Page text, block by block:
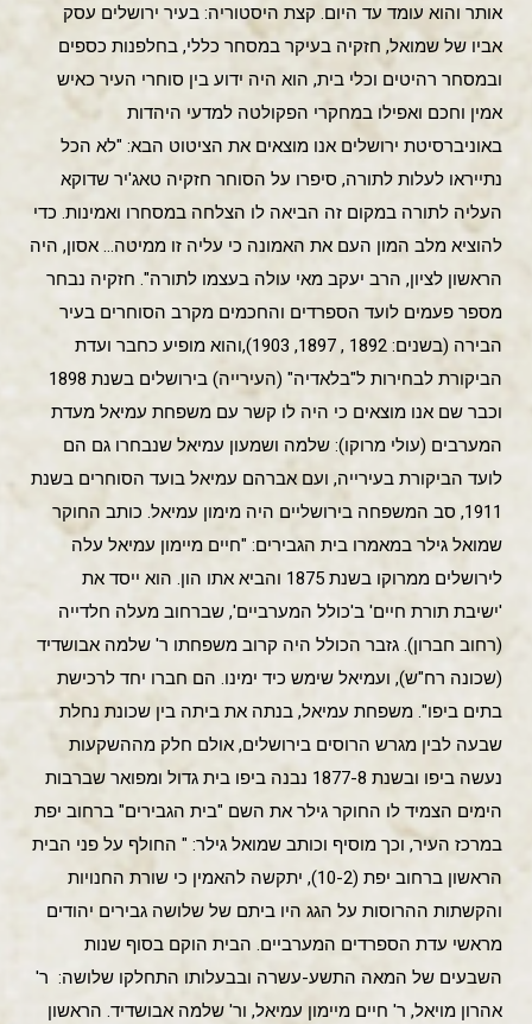
אותר והוא עומד עד היום. קצת היסטוריה: בעיר ירושלים עסק
אביו של שמואל, חזקיה בעיקר במסחר כללי, בחלפנות כספים
ובמסחר רהיטים וכלי בית, הוא היה ידוע בין סוחרי העיר כאיש
אמין וחכם ואפילו במחקרי הפקולטה למדעי היהדות
באוניברסיטת ירושלים אנו מוצאים את הציטוט הבא: "לא הכל
נתייראו לעלות לתורה, סיפרו על הסוחר חזקיה טאג'יר שדוקא
העליה לתורה במקום זה הביאה לו הצלחה במסחרו ואמינות. כדי
להוציא מלב המון העם את האמונה כי עליה זו ממיטה… אסון, היה
הראשון לציון, הרב יעקב מאי עולה בעצמו לתורה". חזקיה נבחר
מספר פעמים לועד הספרדים והחכמים מקרב הסוחרים בעיר
הבירה (בשנים: 1892 , 1897, 1903),והוא מופיע כחבר ועדת
הביקורת לבחירות ל"בלאדיה" (העירייה) בירושלים בשנת 1898
וכבר שם אנו מוצאים כי היה לו קשר עם משפחת עמיאל מעדת
המערבים (עולי מרוקו): שלמה ושמעון עמיאל שנבחרו גם הם
לועד הביקורת בעירייה, ועם אברהם עמיאל בועד הסוחרים בשנת
1911, סב המשפחה בירושליים היה מימון עמיאל. כותב החוקר
שמואל גילר במאמרו בית הגבירים: "חיים מיימון עמיאל עלה
לירושלים ממרוקו בשנת 1875 והביא אתו הון. הוא ייסד את
'ישיבת תורת חיים' ב'כולל המערביים', שברחוב מעלה חלדייה
(רחוב חברון). גזבר הכולל היה קרוב משפחתו ר' שלמה אבושדיד
(שכונה רח"ש), ועמיאל שימש כיד ימינו. הם חברו יחד לרכישת
בתים ביפו". משפחת עמיאל, בנתה את ביתה בין שכונת נחלת
שבעה לבין מגרש הרוסים בירושלים, אולם חלק מההשקעות
נעשה ביפו ובשנת 1877-8 נבנה ביפו בית גדול ומפואר שברבות
הימים הצמיד לו החוקר גילר את השם "בית הגבירים" ברחוב יפת
במרכז העיר, וכך מוסיף וכותב שמואל גילר: " החולף על פני הבית
הראשון ברחוב יפת (10-2), יתקשה להאמין כי שורת החנויות
והקשתות ההרוסות על הגג היו ביתם של שלושה גבירים יהודים
מראשי עדת הספרדים המערביים. הבית הוקם בסוף שנות
השבעים של המאה התשע-עשרה ובבעלותו התחלקו שלושה: ר'
אהרון מויאל, ר' חיים מיימון עמיאל, ור' שלמה אבושדיד. הראשון